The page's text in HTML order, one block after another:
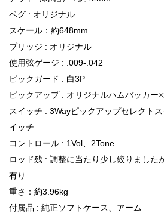
ペグ : オリジナル
スケール：約648mm
ブリッジ : オリジナル
使用弦ゲージ : .009-.042
ピックガード : 白3P
ピックアップ : オリジナルハムバッカー
スイッチ : 3Wayピックアップセレクト
イッチ
コントロール : 1Vol、2Tone
ロッド残 : 調整に当たり少し絞りました
有り
重さ：約3.96kg
付属品 : 純正ソフトケース、アーム